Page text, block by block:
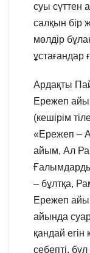
суы сүттен
салқын бір
мөлдір
ұстағандар
Ардақты
Ережеп
(кешірім
«Ережеп –
айым, Ал
– бұлтқа,
Ережеп
айында
қандай
себепті,